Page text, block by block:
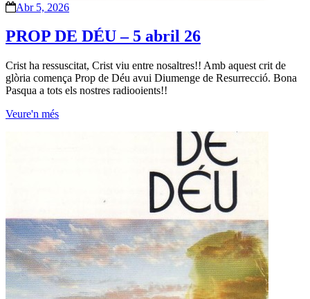
Abr 5, 2026
PROP DE DÉU – 5 abril 26
Crist ha ressuscitat, Crist viu entre nosaltres!! Amb aquest crit de
glòria comença Prop de Déu avui Diumenge de Resurrecció. Bona
Pasqua a tots els nostres radiooients!!
Veure'n més